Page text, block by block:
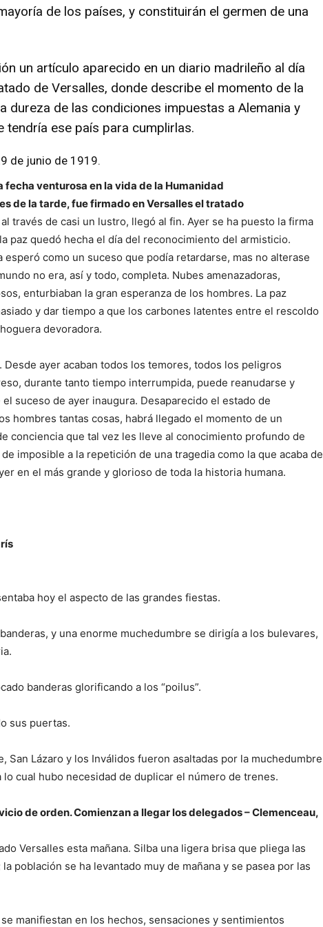
de los países, y constituirán el germen de una
un artículo aparecido en un diario madrileño al día
de Versalles, donde describe el momento de la
dureza de las condiciones impuestas a Alemania y
tendría ese país para cumplirlas.
de junio de 1919.
fecha venturosa en la vida de la Humanidad
de la tarde, fue firmado en Versalles el tratado
través de casi un lustro, llegó al fin. Ayer se ha puesto la firma
paz quedó hecha el día del reconocimiento del armisticio.
esperó como un suceso que podía retardarse, mas no alterase
no era, así y todo, completa. Nubes amenazadoras,
enturbiaban la gran esperanza de los hombres. La paz
y dar tiempo a que los carbones latentes entre el rescoldo
devoradora.
Desde ayer acaban todos los temores, todos los peligros
durante tanto tiempo interrumpida, puede reanudarse y
suceso de ayer inaugura. Desaparecido el estado de
hombres tantas cosas, habrá llegado el momento de un
conciencia que tal vez les lleve al conocimiento profundo de
imposible a la repetición de una tragedia como la que acaba de
en el más grande y glorioso de toda la historia humana.
hoy el aspecto de las grandes fiestas.
y una enorme muchedumbre se dirigía a los bulevares,
banderas glorificando a los “poilus”.
sus puertas.
San Lázaro y los Inválidos fueron asaltadas por la muchedumbre
cual hubo necesidad de duplicar el número de trenes.
de orden. Comienzan a llegar los delegados – Clemenceau,
Versalles esta mañana. Silba una ligera brisa que pliega las
población se ha levantado muy de mañana y se pasea por las
manifiestan en los hechos, sensaciones y sentimientos